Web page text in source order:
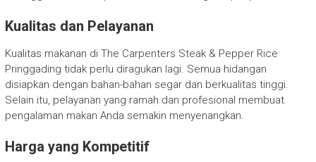
Kualitas dan Pelayanan
Kualitas makanan di The Carpenters Steak & Pepper Rice
Pringgading tidak perlu diragukan lagi. Semua hidangan
disiapkan dengan bahan-bahan segar dan berkualitas tinggi.
Selain itu, pelayanan yang ramah dan profesional membuat
pengalaman makan Anda semakin menyenangkan.
Harga yang Kompetitif